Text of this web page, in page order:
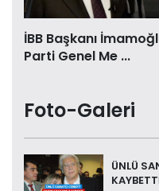
İBB Başkanı
Parti Genel Me ...
Foto-Galeri
ÜNLÜ